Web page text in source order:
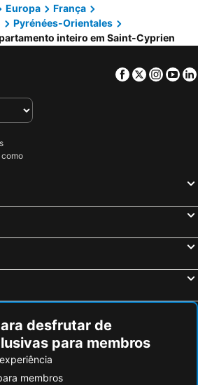
Europa
França
Pyrénées-Orientales
inteiro em Saint-Cyprien
Facebook
Twitter
desfrutar de
para membros
membros